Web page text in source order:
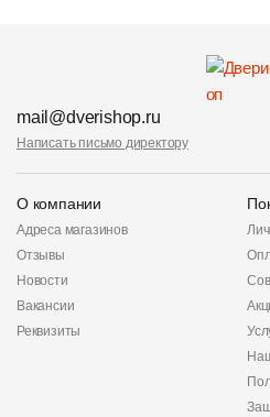
mail@dverishop.ru
Написать письмо директору
О компании
Адреса магазинов
Отзывы
Новости
Вакансии
Реквизиты